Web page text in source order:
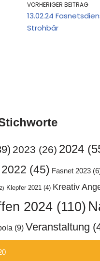
VORHERIGER BEITRAG
13.02.24
Strohbär
2023 (26) 2024
(45) Fasnet 2023
Klepfer 2021 (4) Kreativ
2024 (110)
(9) Veranstaltung